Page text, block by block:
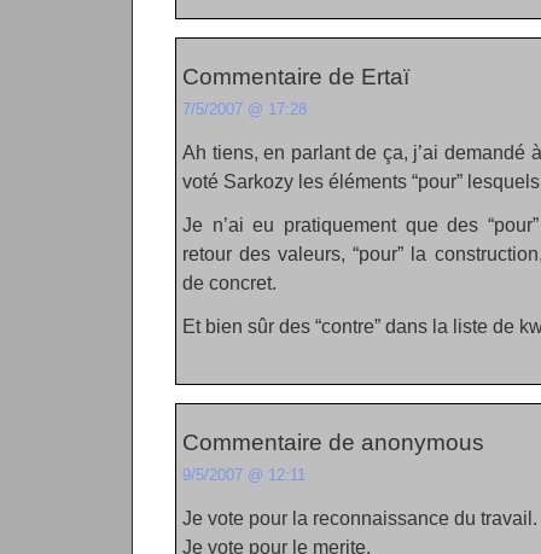
Commentaire de Ertaï
7/5/2007 @ 17:28
Ah tiens, en parlant de ça, j’ai demandé
voté Sarkozy les éléments “pour”
Je n’ai eu pratiquement que des
retour des valeurs, “pour” la
de concret.
Et bien sûr des “contre” dans la liste de
Commentaire de anonymous
9/5/2007 @ 12:11
Je vote pour la reconnaissance du travail.
Je vote pour le merite.